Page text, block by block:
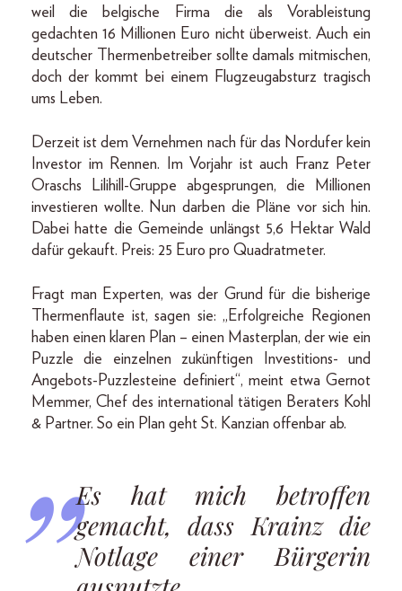
weil die belgische Firma die als Vorableistung
gedachten 16 Millionen Euro nicht überweist. Auch ein
deutscher Thermenbetreiber sollte damals mitmischen,
doch der kommt bei einem Flugzeugabsturz tragisch
ums Leben.
Derzeit ist dem Vernehmen nach für das Nordufer kein
Investor im Rennen. Im Vorjahr ist auch Franz Peter
Oraschs Lilihill-Gruppe abgesprungen, die Millionen
investieren wollte. Nun darben die Pläne vor sich hin.
Dabei hatte die Gemeinde unlängst 5,6 Hektar Wald
dafür gekauft. Preis: 25 Euro pro Quadratmeter.
Fragt man Experten, was der Grund für die bisherige
Thermenflaute ist, sagen sie: „Erfolgreiche Regionen
haben einen klaren Plan – einen Masterplan, der wie ein
Puzzle die einzelnen zukünftigen Investitions- und
Angebots-Puzzlesteine definiert“, meint etwa Gernot
Memmer, Chef des international tätigen Beraters Kohl
& Partner. So ein Plan geht St. Kanzian offenbar ab.
Es hat mich betroffen
gemacht, dass Krainz die
Notlage einer Bürgerin